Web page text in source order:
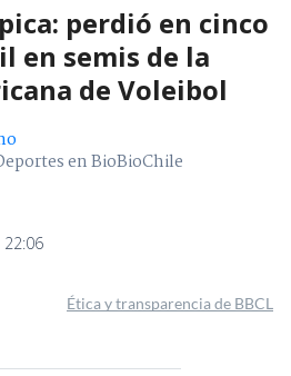
perdió en cinco
en semis de la
de Voleibol
en BioBioChile
Ética y transparencia de BBCL